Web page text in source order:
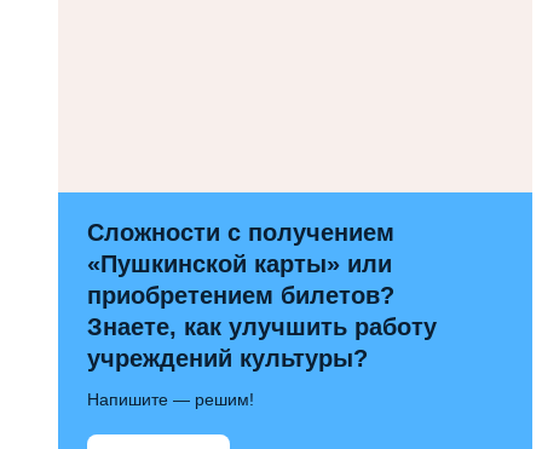
Сложности с получением
«Пушкинской карты» или
приобретением билетов?
Знаете, как улучшить работу
учреждений культуры?
Напишите — решим!